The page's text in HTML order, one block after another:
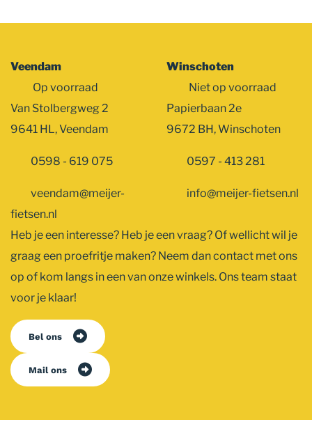
Veendam
Op voorraad
Van Stolbergweg 2
9641 HL, Veendam
0598 - 619 075
veendam@meijer-
fietsen.nl
Winschoten
Niet op voorraad
Papierbaan 2e
9672 BH, Winschoten
0597 - 413 281
info@meijer-fietsen.nl
Heb je een interesse? Heb je een vraag? Of wellicht wil je
graag een proefritje maken? Neem dan contact met ons
op of kom langs in een van onze winkels. Ons team staat
voor je klaar!
Bel ons
Mail ons